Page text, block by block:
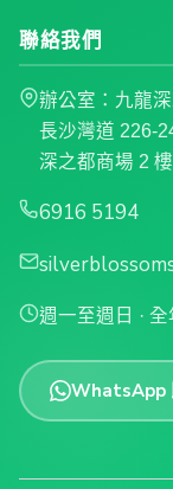
聯絡我們
辦公室：九龍
長沙灣道 226-
深之都商場 2
6916 5194
週一至週日 ·
WhatsApp